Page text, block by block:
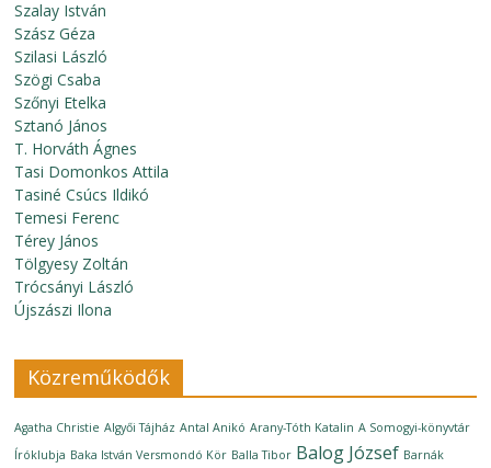
Szalay István
Szász Géza
Szilasi László
Szögi Csaba
Szőnyi Etelka
Sztanó János
T. Horváth Ágnes
Tasi Domonkos Attila
Tasiné Csúcs Ildikó
Temesi Ferenc
Térey János
Tölgyesy Zoltán
Trócsányi László
Újszászi Ilona
Közreműködők
Agatha Christie Algyői Tájház Antal Anikó Arany-Tóth Katalin A Somogyi-könyvtár
Íróklubja Baka István Versmondó Kör Balla Tibor Balog József Barnák